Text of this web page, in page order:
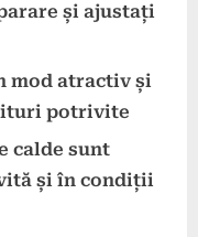
și ajustați
mod atractiv și
potrivite
calde sunt
și în condiții